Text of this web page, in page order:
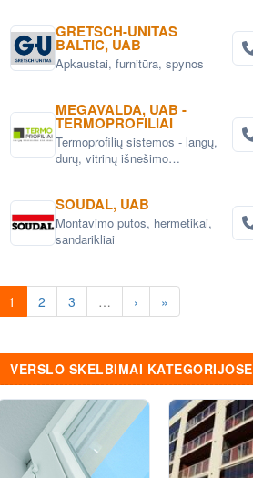
GRETSCH-UNITAS
BALTIC, UAB
Apkaustai, furnitūra, spynos
MEGAVALDA, UAB -
TERMOPROFILIAI
Termoprofilių sistemos - langų,
durų, vitrinų išnešimo
SOUDAL, UAB
Montavimo putos, hermetikai,
sandarikliai
1 2 3 … › »
VERSLO SKELBIMAI KATEGORIJOSE